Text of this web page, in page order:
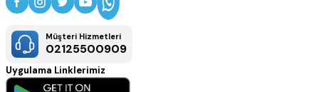
Müşteri Hizmetleri
02125500909
Uygulama Linklerimiz